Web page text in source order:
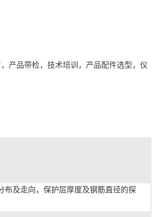
产品带检，技术培训，产品配件选型，仪
布及走向，保护层厚度及钢筋直径的探